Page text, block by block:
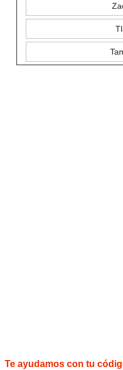
Te ayudamos con tu